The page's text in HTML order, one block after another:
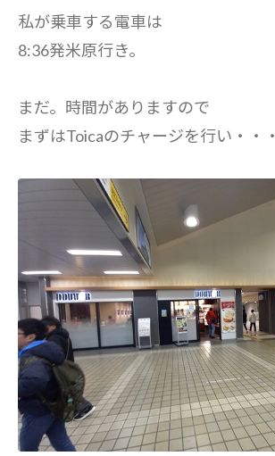
私が乗車する電車は
8:36発米原行き。
まだ。時間がありますので
まずはToicaのチャージを行い・・・